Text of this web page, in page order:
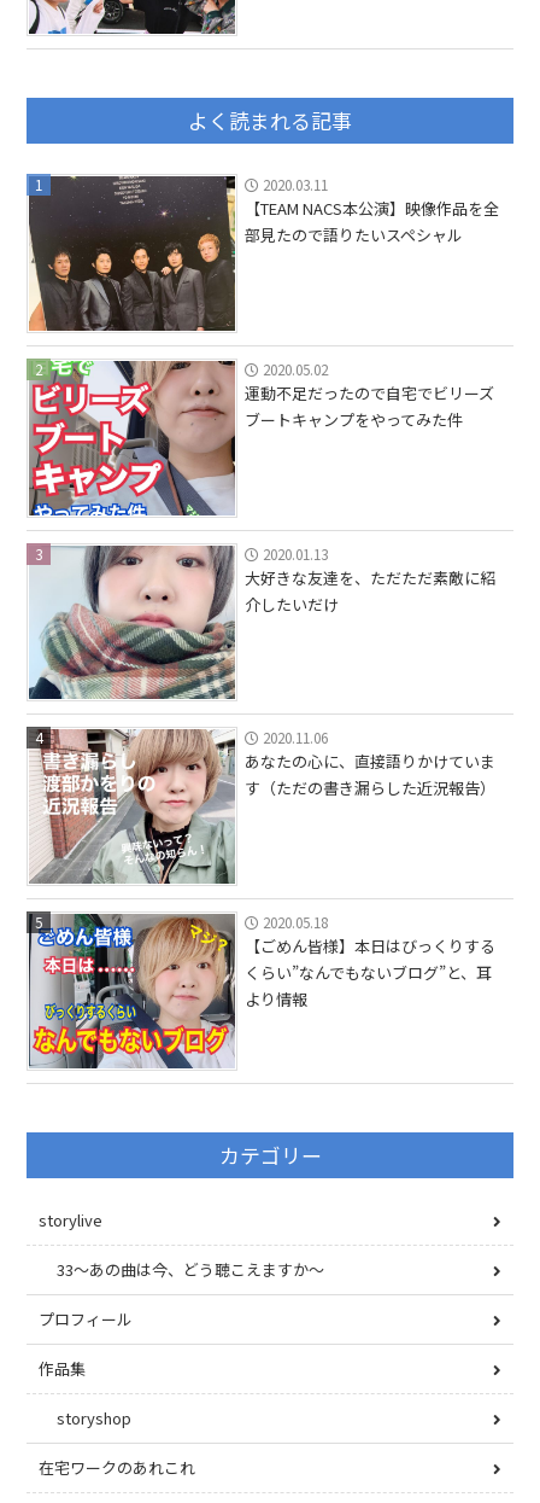
よく読まれる記事
1 2020.03.11
【TEAM NACS本公演】映像作品を全
部見たので語りたいスペシャル
2 2020.05.02
運動不足だったので自宅でビリーズ
ブートキャンプをやってみた件
3 2020.01.13
大好きな友達を、ただただ素敵に紹
介したいだけ
4 2020.11.06
あなたの心に、直接語りかけていま
す（ただの書き漏らした近況報告）
5 2020.05.18
【ごめん皆様】本日はびっくりする
くらい”なんでもないブログ”と、耳
より情報
カテゴリー
storylive
33〜あの曲は今、どう聴こえますか〜
プロフィール
作品集
storyshop
在宅ワークのあれこれ